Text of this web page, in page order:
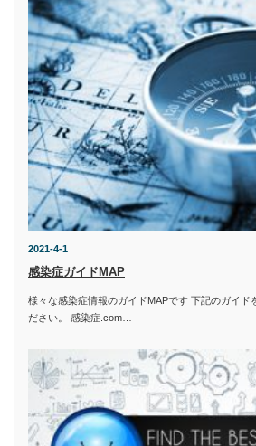
2021-4-1
感染症ガイドMAP
様々な感染症情報のガイドMAPです 下記のガイド
ださい。 感染症.com…